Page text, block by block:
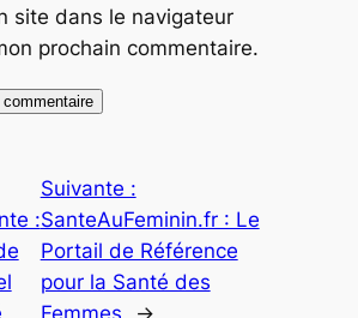
site dans le navigateur
prochain commentaire.
:
Suivante :
SanteAuFeminin.fr : Le
Portail de Référence
pour la Santé des